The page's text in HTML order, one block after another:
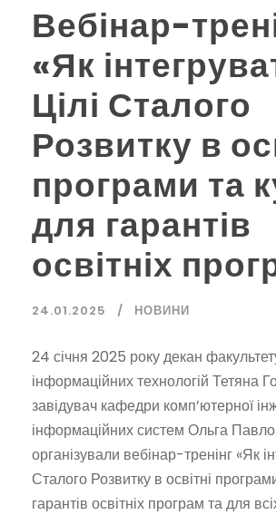
Вебінар-
«Як
Цілі Сталого
Розвитку в
програми та
для гарантів
освітніх
24.01.2025 НОВИНИ
24 січня 2025 року декан
інформаційних технологій Тетяна
завідувач кафедри комп’ютерної
інформаційних систем Ольга
організували вебінар-тренінг «Як
Сталого Розвитку в освітні
гарантів освітніх програм та для